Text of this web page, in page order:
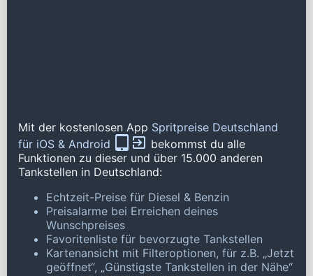
Mit der kostenlosen App Spritpreise Deutschland
für iOS & Android
bekommst du alle
Funktionen zu dieser und über 15.000 anderen
Tankstellen in Deutschland:
Echtzeit-Preise für Diesel & Benzin
Preisalarme bei Erreichen deines
Wunschpreises
Favoritenliste für bevorzugte Tankstellen
Kartenansicht mit Filteroptionen, für z.B. „Jetzt
geöffnet“, „Günstigste Tankstellen in der Nähe“